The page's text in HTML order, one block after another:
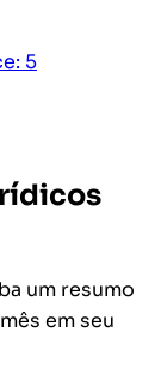
5
um resumo
em seu